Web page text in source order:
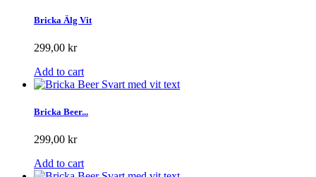
Bricka Älg Vit
299,00 kr
Add to cart
Bricka Beer...
299,00 kr
Add to cart